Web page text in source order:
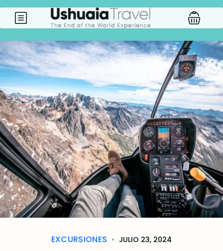
EXCURSIONES JULIO 23, 2024